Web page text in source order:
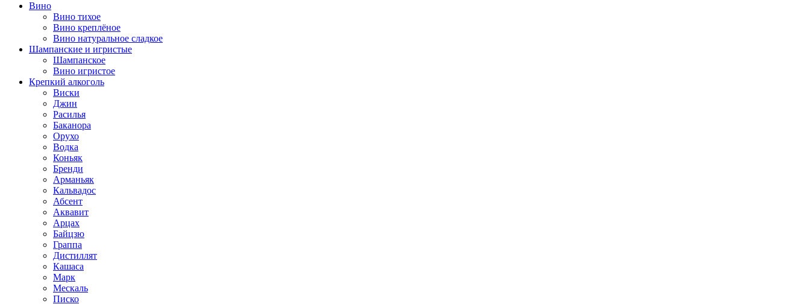
Вино
Вино тихое
Вино креплёное
Вино натуральное сладкое
Шампанские и игристые
Шампанское
Вино игристое
Крепкий алкоголь
Виски
Джин
Расилья
Баканора
Орухо
Водка
Коньяк
Бренди
Арманьяк
Кальвадос
Абсент
Аквавит
Арцах
Байцзю
Граппа
Дистиллят
Кашаса
Марк
Мескаль
Писко